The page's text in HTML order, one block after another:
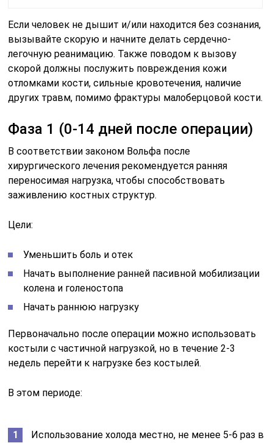
Если человек не дышит и/или находится без сознания,
вызывайте скорую и начните делать сердечно-
легочную реанимацию. Также поводом к вызову
скорой должны послужить повреждения кожи
отломками кости, сильные кровотечения, наличие
других травм, помимо фрактуры малоберцовой кости.
Фаза 1 (0-14 дней после операции)
В соответствии законом Вольфа после
хирургического лечения рекомендуется ранняя
переносимая нагрузка, чтобы способствовать
заживлению костных структур.
Цели:
Уменьшить боль и отек
Начать выполнение ранней пасивной мобилизации
колена и голеностопа
Начать раннюю нагрузку
Первоначально после операции можно использовать
костыли с частичной нагрузкой, но в течение 2-3
недель перейти к нагрузке без костылей.
В этом периоде:
Использование холода местно, не менее 5-6 раз в